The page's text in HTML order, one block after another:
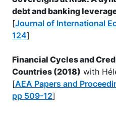
debt and banking
[Journal of International
124]
Financial Cycles and
Countries (2018) with
[AEA Papers and
pp 509-12]